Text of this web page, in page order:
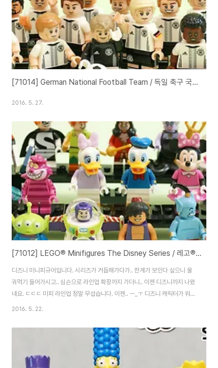
[71014] German National Football Team / 독일 축구 국가대표팀
2016. 5. 27.
[71012] LEGO® Minifigures The Disney Series / 레고® 미니피겨 - 디즈니 시리즈
디즈니 미니피규어입니다. 시리즈가 거듭해가다가.. 한계가 보인다 싶으니 울
궈먹기 들어가시고.. 심슨으로 라인업 확장까지 가더니.. 이젠 디즈니까지 나왔
네요. ㄷㄷㄷ 미피 라인업 정말 무섭습니다. 이젠.. ㅡ_ㅜ 디즈니 캐릭터가 워낙
에 많다보니.. 한 세트가 기존 16종이 아닌 18종입니다. 그래서인지 이번엔 박
구했습니다. ^^ 스티치. 손 한짝에만 고가에 거래되던 미디엄 블루 손이 다시
등장했다 해서 관심이 모인 녀석이죠. 알렌(에일리언)과 버즈. 둘 다 기존 토이
스토리 시리즈와 차이가 있는데.. 버즈는 특히 이전이 나은 것 같아요. 알라딘과
지니. 개인적으로 참 좋아하는 작품이기도 하고.. 알라딘이 마음에 드네요. ^^
2016. 5. 22.